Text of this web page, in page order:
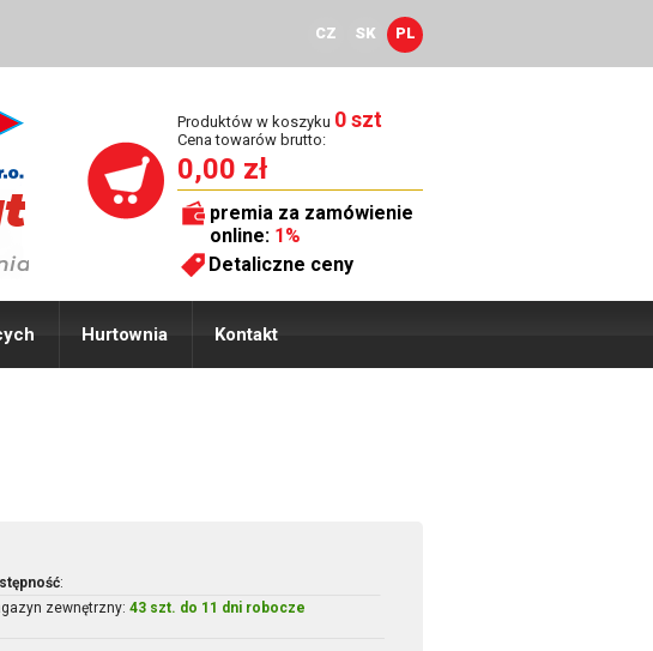
CZ SK PL
Produktów w koszyku 0 szt
Cena towarów brutto:
0,00 zł
premia za zamówienie
online: 1%
Detaliczne ceny
Hurtownia Kontakt
:
zewnętrzny: 43 szt. do 11 dni robocze